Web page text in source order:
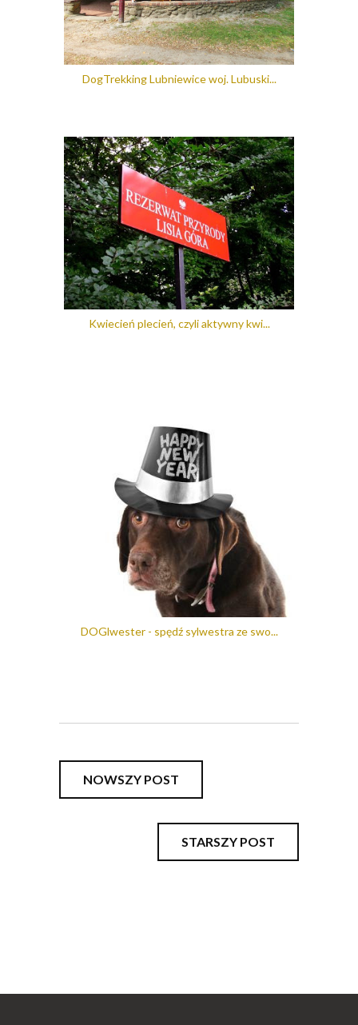
DogTrekking Lubniewice woj. Lubuski...
Kwiecień plecień, czyli aktywny kwi...
DOGlwester - spędź sylwestra ze swo...
NOWSZY POST
STARSZY POST